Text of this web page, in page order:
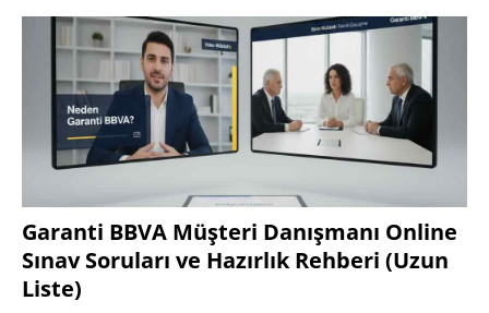
Garanti BBVA Müşteri Danışmanı Online
Sınav Soruları ve Hazırlık Rehberi (Uzun
Liste)